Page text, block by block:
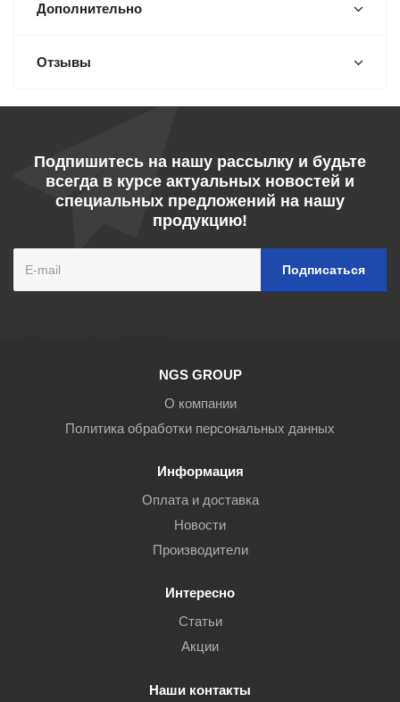
Дополнительно
Отзывы
Подпишитесь на нашу рассылку и будьте
всегда в курсе актуальных новостей и
специальных предложений на нашу
продукцию!
NGS GROUP
О компании
Политика обработки персональных данных
Информация
Оплата и доставка
Новости
Производители
Интересно
Статьи
Акции
Наши контакты